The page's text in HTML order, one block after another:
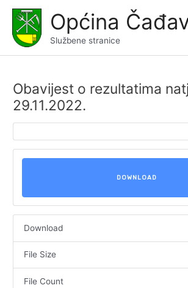
content
Općina
Službene stranice
Obavijest o rezultatima
29.11.2022.
DOWNLOAD
Download
File Size
File Count